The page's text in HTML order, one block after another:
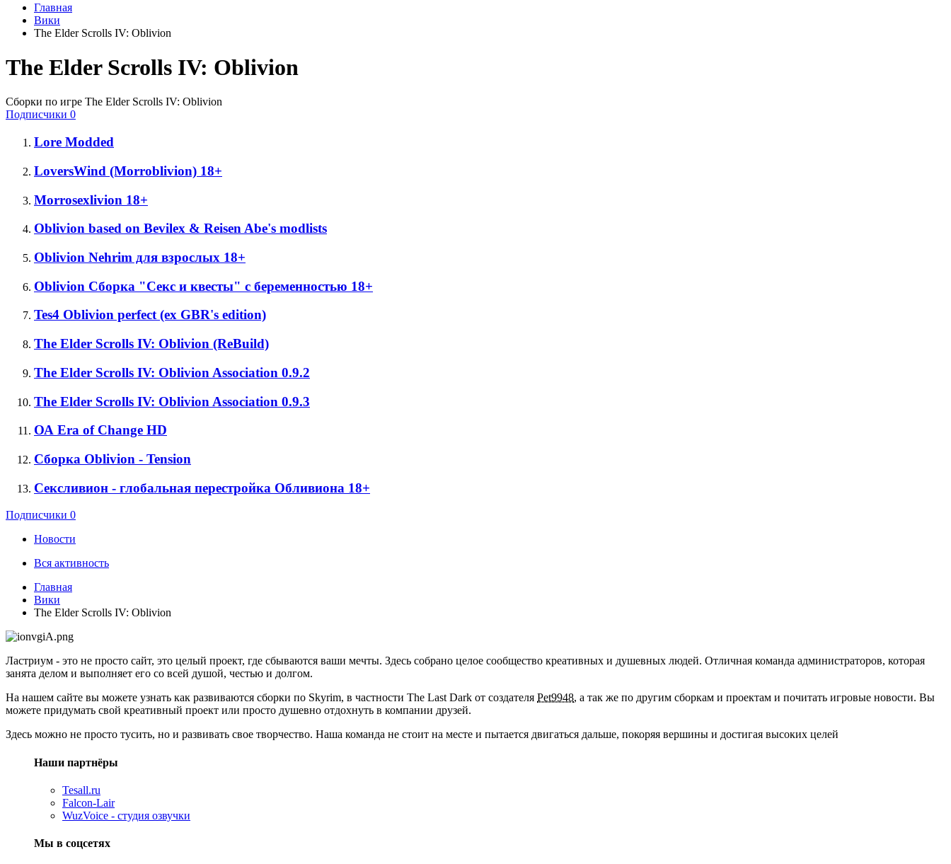
Главная
Вики
The Elder Scrolls IV: Oblivion
The Elder Scrolls IV: Oblivion
Сборки по игре The Elder Scrolls IV: Oblivion
Подписчики 0
Lore Modded
LoversWind (Morroblivion) 18+
Morrosexlivion 18+
Oblivion based on Bevilex & Reisen Abe's modlists
Oblivion Nehrim для взрослых 18+
Oblivion Сборка "Секс и квесты" с беременностью 18+
Tes4 Oblivion perfect (ex GBR's edition)
The Elder Scrolls IV: Oblivion (ReBuild)
The Elder Scrolls IV: Oblivion Association 0.9.2
The Elder Scrolls IV: Oblivion Association 0.9.3
ОА Era of Change HD
Сборка Oblivion - Tension
Сексливион - глобальная перестройка Обливиона 18+
Подписчики 0
Новости
Вся активность
Главная
Вики
The Elder Scrolls IV: Oblivion
Ластриум - это не просто сайт, это целый проект, где сбываются ваши мечты. Здесь собрано целое сообщество креативных и душевных людей. Отличная команда администраторов, которая
занята делом и выполняет его со всей душой, честью и долгом.
На нашем сайте вы можете узнать как развиваются сборки по Skyrim, в частности The Last Dark от создателя Pet9948, а так же по другим сборкам и проектам и почитать игровые новости. Вы
можете придумать свой креативный проект или просто душевно отдохнуть в компании друзей.
Здесь можно не просто тусить, но и развивать свое творчество. Наша команда не стоит на месте и пытается двигаться дальше, покоряя вершины и достигая высоких целей
Наши партнёры
Tesall.ru
Falcon-Lair
WuzVoice - студия озвучки
Мы в соцсетях